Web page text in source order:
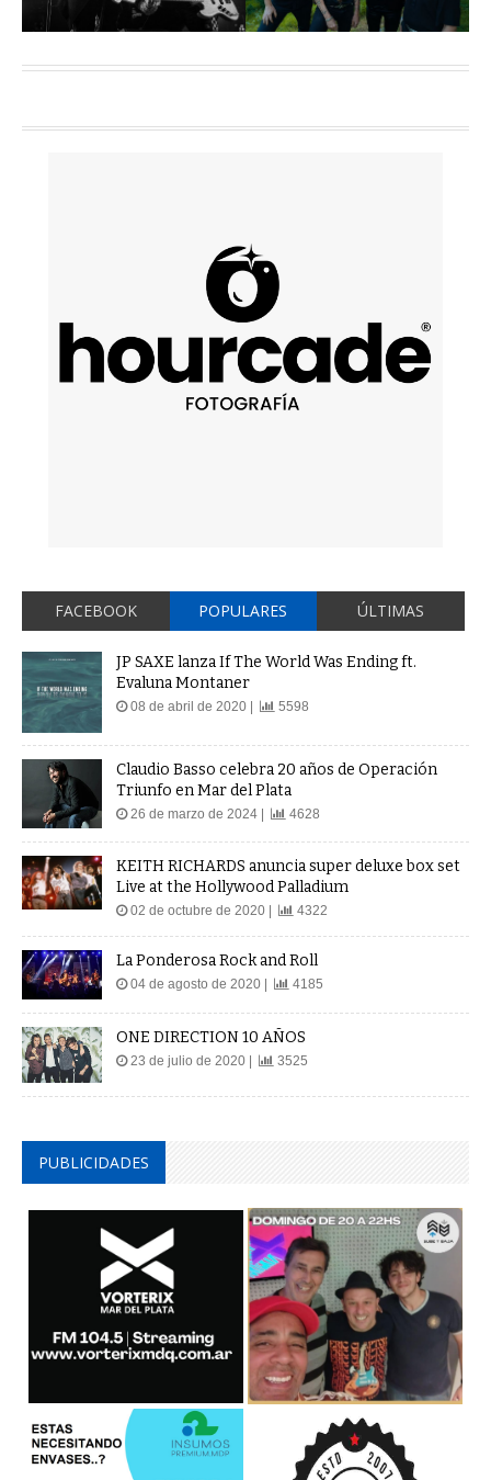
FACEBOOK POPULARES ÚLTIMAS
JP SAXE lanza If The World Was Ending ft.
Evaluna Montaner
08 de abril de 2020 | 5598
Claudio Basso celebra 20 años de Operación
Triunfo en Mar del Plata
26 de marzo de 2024 | 4628
KEITH RICHARDS anuncia super deluxe box set
Live at the Hollywood Palladium
02 de octubre de 2020 | 4322
La Ponderosa Rock and Roll
04 de agosto de 2020 | 4185
ONE DIRECTION 10 AÑOS
23 de julio de 2020 | 3525
PUBLICIDADES